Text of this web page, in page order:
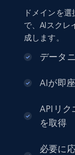
ドメインを
で、AIスクレ
成します。
データ
AIが即
APIリク
を取得
必要に